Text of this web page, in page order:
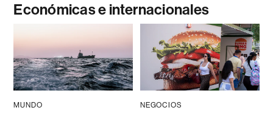
Económicas e internacionales
MUNDO NEGOCIOS